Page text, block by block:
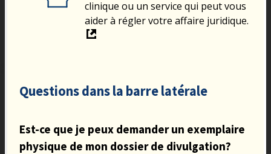
clinique ou un service qui peut vous
aider à régler votre affaire juridique.
Questions dans la barre latérale
Est-ce que je peux demander un exemplaire
physique de mon dossier de divulgation?